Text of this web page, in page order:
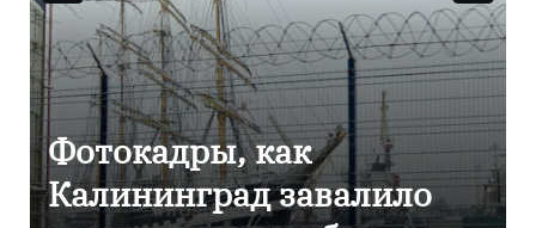
Фоторепортаж как в
Калининграде